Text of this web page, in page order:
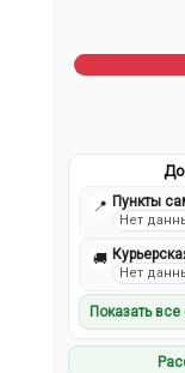
📍 Пункты
Нет
🚚
Нет
Показать